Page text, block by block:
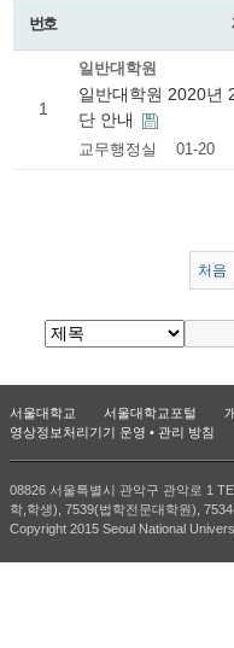
번호
1
일반대학원
일반대학원 2020년
단 안내
교무행정실 01-20
처음
서울대학교 서울대학교포털
영상정보처리기기 운영 • 관리 방침
08826 서울특별시 관악구 관악로 1
학,학생), 7539(법학전문대학원),
Copyright 2015 Seoul National